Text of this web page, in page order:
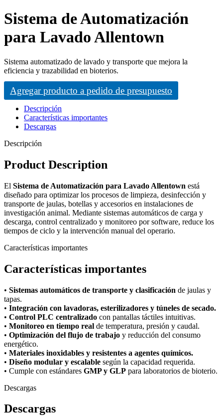
Sistema de Automatización
para Lavado Allentown
Sistema automatizado de lavado y transporte que mejora la
eficiencia y trazabilidad en bioterios.
Agregar producto a pedido de presupuesto
Descripción
Características importantes
Descargas
Descripción
Product Description
El Sistema de Automatización para Lavado Allentown está
diseñado para optimizar los procesos de limpieza, desinfección y
transporte de jaulas, botellas y accesorios en instalaciones de
investigación animal. Mediante sistemas automáticos de carga y
descarga, control centralizado y monitoreo por software, reduce los
tiempos de ciclo y la intervención manual del operario.
Características importantes
Características importantes
• Sistemas automáticos de transporte y clasificación de jaulas y
tapas.
• Integración con lavadoras, esterilizadores y túneles de secado.
• Control PLC centralizado con pantallas táctiles intuitivas.
• Monitoreo en tiempo real de temperatura, presión y caudal.
• Optimización del flujo de trabajo y reducción del consumo
energético.
• Materiales inoxidables y resistentes a agentes químicos.
• Diseño modular y escalable según la capacidad requerida.
• Cumple con estándares GMP y GLP para laboratorios de bioterio.
Descargas
Descargas